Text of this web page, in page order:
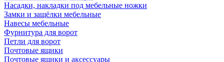
Насадки, накладки под мебельные ножки
Замки и защёлки мебельные
Навесы мебельные
Фурнитура для ворот
Петли для ворот
Почтовые ящики
Почтовые ящики и аксессуары